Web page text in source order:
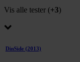
Vis alle tester (+3)
DinSide (2013)